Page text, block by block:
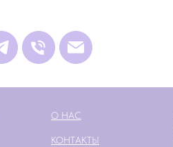
О НАС
КОНТАКТЫ